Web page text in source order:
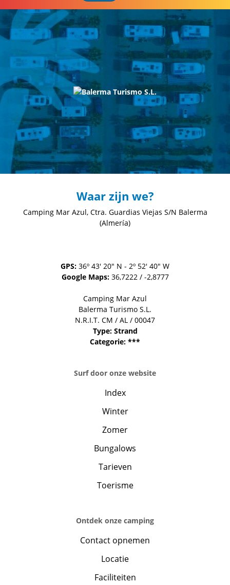
Waar zijn we?
Camping Mar Azul, Ctra. Guardias Viejas S/N Balerma
(Almería)
GPS: 36º 43' 20" N - 2º 52' 40" W
Google Maps:36,7222 / -2,8777
Camping Mar Azul
Balerma Turismo S.L.
N.R.I.T. CM / AL / 00047
Type: Strand
Categorie: ***
Surf door onze website
Index
Winter
Zomer
Bungalows
Tarieven
Toerisme
Ontdek onze camping
Contact opnemen
Locatie
Faciliteiten